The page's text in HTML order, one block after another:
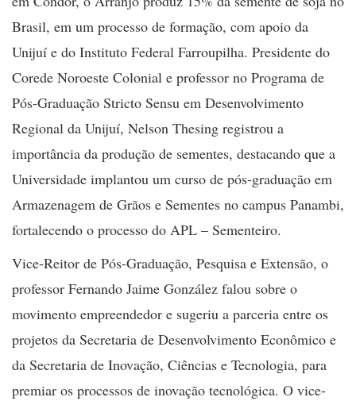
Brasil, em um processo de formação, com apoio da
Unijuí e do Instituto Federal Farroupilha. Presidente do
Corede Noroeste Colonial e professor no Programa de
Pós-Graduação Stricto Sensu em Desenvolvimento
Regional da Unijuí, Nelson Thesing registrou a
importância da produção de sementes, destacando que a
Universidade implantou um curso de pós-graduação em
Armazenagem de Grãos e Sementes no campus Panambi,
fortalecendo o processo do APL – Sementeiro.
Vice-Reitor de Pós-Graduação, Pesquisa e Extensão, o
professor Fernando Jaime González falou sobre o
movimento empreendedor e sugeriu a parceria entre os
projetos da Secretaria de Desenvolvimento Econômico e
da Secretaria de Inovação, Ciências e Tecnologia, para
premiar os processos de inovação tecnológica. O vice-